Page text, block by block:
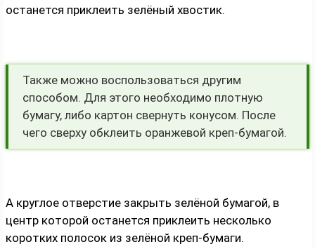
останется приклеить зелёный хвостик.
Также можно воспользоваться другим
способом. Для этого необходимо плотную
бумагу, либо картон свернуть конусом. После
чего сверху обклеить оранжевой креп-бумагой.
А круглое отверстие закрыть зелёной бумагой, в
центр которой останется приклеить несколько
коротких полосок из зелёной креп-бумаги.